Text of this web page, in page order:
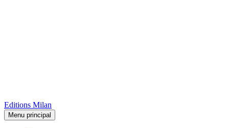
Editions Milan
Menu principal